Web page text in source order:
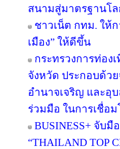
สนามสู่มาตรฐานโล
ชาวเน็ต กทม. ให้
เมือง” ให้ดีขึ้น
กระทรวงการท่อง
จังหวัด ประกอบด้ว
อำนาจเจริญ และอุ
ร่วมมือ ในการเชื่อม
BUSINESS+ จับ
“THAILAND TOP